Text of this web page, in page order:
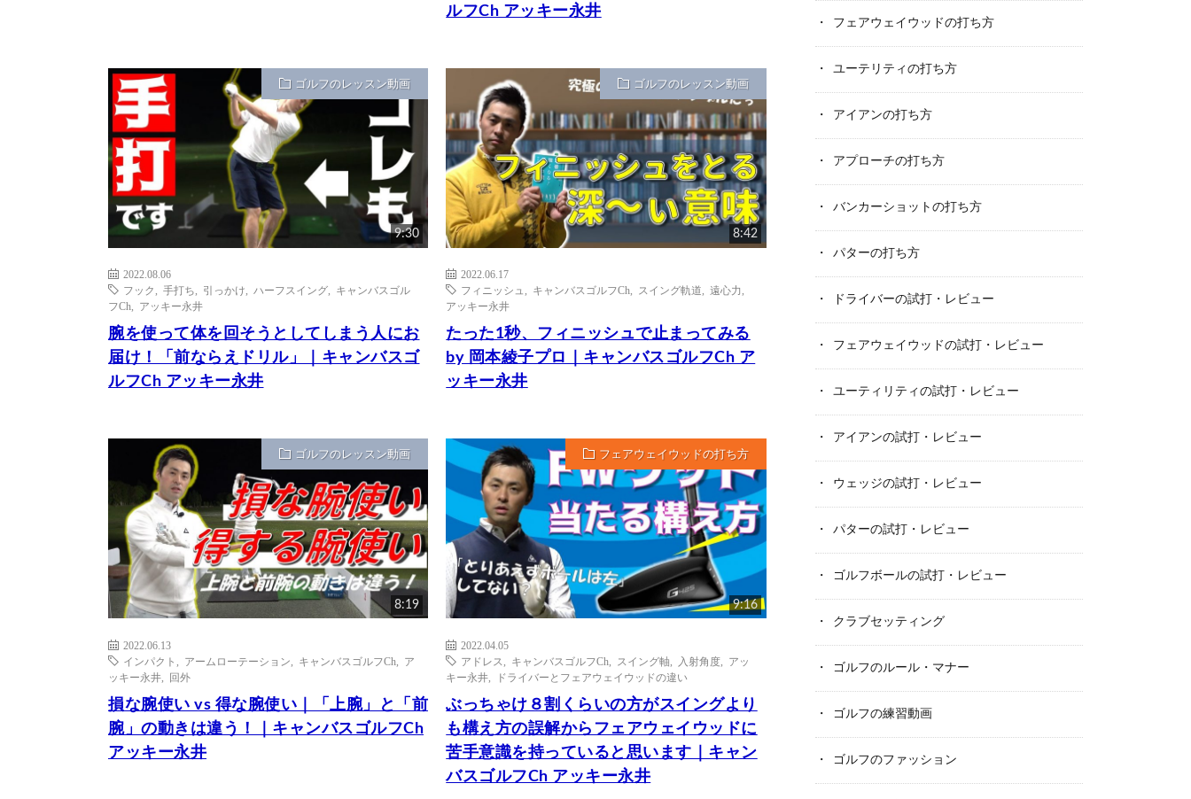
ルフCh アッキー永井
ゴルフのレッスン動画
9:30
2022.08.06
フック
手打ち 引っかけ ハーフスイング
キャンバスゴル
フCh
アッキー永井
腕を使って体を回そうとしてしまう人にお
届け！「前ならえドリル」｜キャンバスゴ
ルフCh アッキー永井
ゴルフのレッスン動画
8:42
2022.06.17
フィニッシュ
キャンバスゴルフCh スイング軌道 ,遠心力
アッキー永井
たった1秒、フィニッシュで止まってみる
by 岡本綾子プロ｜キャンバスゴルフCh ア
ッキー永井
ゴルフのレッスン動画
8:19
2022.06.13
インパクト
アームローテーション キャンバスゴルフCh
ア
ッキー永井
回外
損な腕使い vs 得な腕使い｜「上腕」と「前
腕」の動きは違う！｜キャンバスゴルフCh
アッキー永井
フェアウェイウッドの打ち方
9:16
2022.04.05
アドレス
キャンバスゴルフCh スイング軸 入射角度
アッ
キー永井
ドライバーとフェアウェイウッドの違い
ぶっちゃけ８割くらいの方がスイングより
も構え方の誤解からフェアウェイウッドに
苦手意識を持っていると思います｜キャン
バスゴルフCh アッキー永井
フェアウェイウッドの打ち方
ユーテリティの打ち方
アイアンの打ち方
アプローチの打ち方
バンカーショットの打ち方
パターの打ち方
ドライバーの試打・レビュー
フェアウェイウッドの試打・レビュー
ユーティリティの試打・レビュー
アイアンの試打・レビュー
ウェッジの試打・レビュー
パターの試打・レビュー
ゴルフボールの試打・レビュー
クラブセッティング
ゴルフのルール・マナー
ゴルフの練習動画
ゴルフのファッション